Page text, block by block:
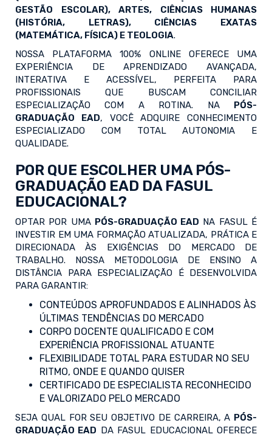
GESTÃO ESCOLAR), ARTES, CIÊNCIAS HUMANAS
(HISTÓRIA, LETRAS), CIÊNCIAS EXATAS
(MATEMÁTICA, FÍSICA) E TEOLOGIA.
NOSSA PLATAFORMA 100% ONLINE OFERECE UMA
EXPERIÊNCIA DE APRENDIZADO AVANÇADA,
INTERATIVA E ACESSÍVEL, PERFEITA PARA
PROFISSIONAIS QUE BUSCAM CONCILIAR
ESPECIALIZAÇÃO COM A ROTINA. NA PÓS-
GRADUAÇÃO EAD, VOCÊ ADQUIRE CONHECIMENTO
ESPECIALIZADO COM TOTAL AUTONOMIA E
QUALIDADE.
POR QUE ESCOLHER UMA PÓS-
GRADUAÇÃO EAD DA FASUL
EDUCACIONAL?
OPTAR POR UMA PÓS-GRADUAÇÃO EAD NA FASUL É
INVESTIR EM UMA FORMAÇÃO ATUALIZADA, PRÁTICA E
DIRECIONADA ÀS EXIGÊNCIAS DO MERCADO DE
TRABALHO. NOSSA METODOLOGIA DE ENSINO A
DISTÂNCIA PARA ESPECIALIZAÇÃO É DESENVOLVIDA
PARA GARANTIR:
CONTEÚDOS APROFUNDADOS E ALINHADOS ÀS
ÚLTIMAS TENDÊNCIAS DO MERCADO
CORPO DOCENTE QUALIFICADO E COM
EXPERIÊNCIA PROFISSIONAL ATUANTE
FLEXIBILIDADE TOTAL PARA ESTUDAR NO SEU
RITMO, ONDE E QUANDO QUISER
CERTIFICADO DE ESPECIALISTA RECONHECIDO
E VALORIZADO PELO MERCADO
SEJA QUAL FOR SEU OBJETIVO DE CARREIRA, A PÓS-
GRADUAÇÃO EAD DA FASUL EDUCACIONAL OFERECE